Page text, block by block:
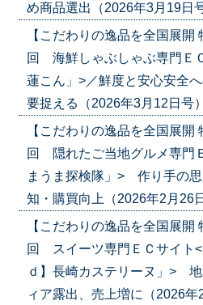
め商品選出（2026年3月19日
【こだわりの逸品を全国展開
回 海鮮しゃぶしゃぶ専門Ｅ
蓮こん」>／鮮度と安心安全
要捉える（2026年3月12日号
【こだわりの逸品を全国展開
回 隠れたご当地グルメ専門
まうま探検隊」> 作り手の
知・購買向上（2026年2月26
【こだわりの逸品を全国展
回 スイーツ専門ＥＣサイト<
ｄ】長崎カステリーヌ」>
ィア露出、売上増に（2026